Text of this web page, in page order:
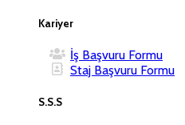
Kariyer
İş Başvuru Formu
Staj Başvuru Formu
S.S.S